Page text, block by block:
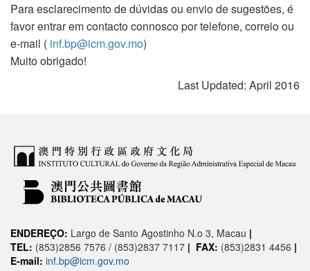
Para esclarecimento de dúvidas ou envio de sugestões, é
favor entrar em contacto connosco por telefone, correio ou
e-mail ( inf.bp@icm.gov.mo)
Muito obrigado!
Last Updated: April 2016
ENDEREÇO: Largo de Santo Agostinho N.o 3, Macau |
TEL: (853)2856 7576 / (853)2837 7117 | FAX: (853)2831 4456 |
E-mail: inf.bp@icm.gov.mo